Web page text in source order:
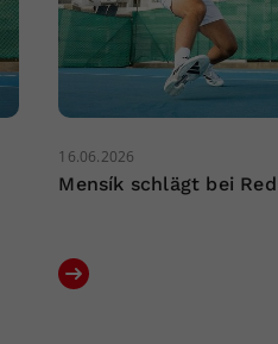
16.06.2026
Mensík schlägt bei